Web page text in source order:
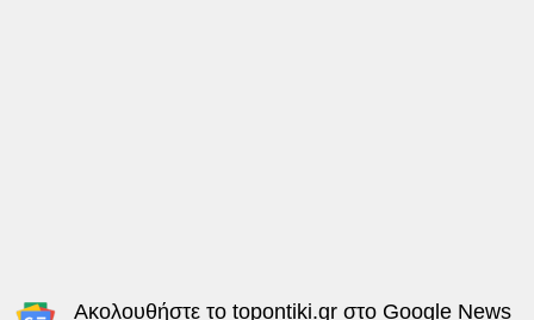
Ακολουθήστε το topontiki.grστο Google News